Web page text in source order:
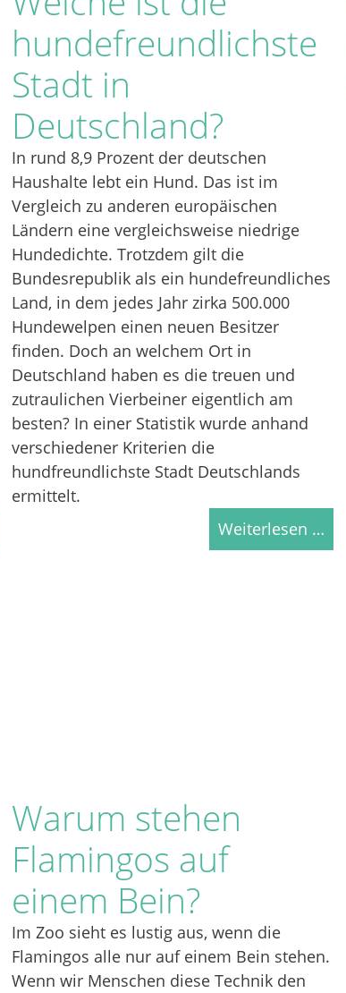
hundefreundlichste
Stadt in
Deutschland?
In rund 8,9 Prozent der deutschen
Haushalte lebt ein Hund. Das ist im
Vergleich zu anderen europäischen
Ländern eine vergleichsweise niedrige
Hundedichte. Trotzdem gilt die
Bundesrepublik als ein hundefreundliches
Land, in dem jedes Jahr zirka 500.000
Hundewelpen einen neuen Besitzer
finden. Doch an welchem Ort in
Deutschland haben es die treuen und
zutraulichen Vierbeiner eigentlich am
besten? In einer Statistik wurde anhand
verschiedener Kriterien die
hundfreundlichste Stadt Deutschlands
ermittelt.
Weiterlesen …
Warum stehen
Flamingos auf
einem Bein?
Im Zoo sieht es lustig aus, wenn die
Flamingos alle nur auf einem Bein stehen.
Wenn wir Menschen diese Technik den